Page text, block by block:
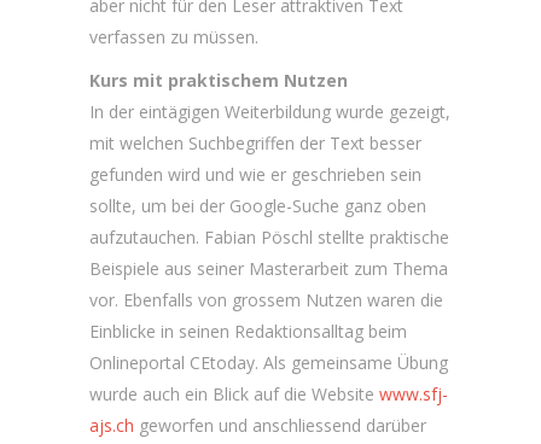
aber nicht für den Leser attraktiven Text
verfassen zu müssen.
Kurs mit praktischem Nutzen
In der eintägigen Weiterbildung wurde gezeigt,
mit welchen Suchbegriffen der Text besser
gefunden wird und wie er geschrieben sein
sollte, um bei der Google-Suche ganz oben
aufzutauchen. Fabian Pöschl stellte praktische
Beispiele aus seiner Masterarbeit zum Thema
vor. Ebenfalls von grossem Nutzen waren die
Einblicke in seinen Redaktionsalltag beim
Onlineportal CEtoday. Als gemeinsame Übung
wurde auch ein Blick auf die Website www.sfj-
ajs.ch geworfen und anschliessend darüber